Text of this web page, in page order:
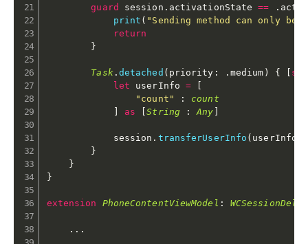
guard
session . activationState == .
print ( "Sending method can only
return
}
Task. detached ( priority : . medium ) { [
let userInfo =
[
"count"
:
count
]
as [String : Any ]
            session
. transferUserInfo ( userInfo
}
}
}
extension PhoneContentViewModel :
. . .